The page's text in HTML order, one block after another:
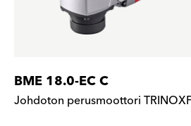
BME 18.0-EC C
Johdoton perusmoottori